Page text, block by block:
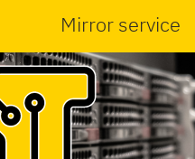
Mirror service